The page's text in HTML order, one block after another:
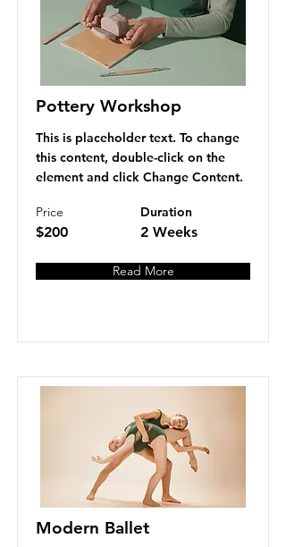
Pottery Workshop
This is placeholder text. To change
this content, double-click on the
element and click Change Content.
Price
$200
Duration
2 Weeks
Read More
Modern Ballet